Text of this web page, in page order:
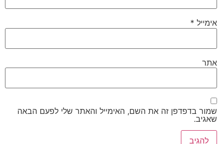
אימייל *
אתר
שמור בדפדפן זה את השם, האימייל והאתר שלי לפעם הבאה
שאגיב.